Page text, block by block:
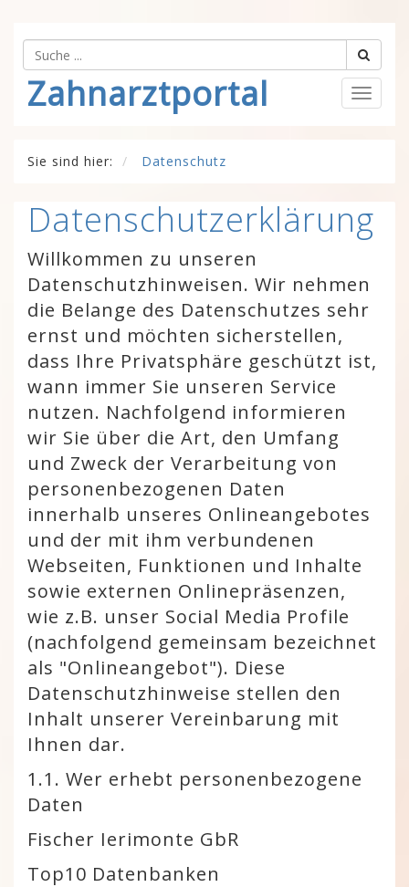
Zahnarztportal
Sie sind hier: Datenschutz
Datenschutzerklärung
Willkommen zu unseren
Datenschutzhinweisen. Wir nehmen
die Belange des Datenschutzes sehr
ernst und möchten sicherstellen,
dass Ihre Privatsphäre geschützt ist,
wann immer Sie unseren Service
nutzen. Nachfolgend informieren
wir Sie über die Art, den Umfang
und Zweck der Verarbeitung von
personenbezogenen Daten
innerhalb unseres Onlineangebotes
und der mit ihm verbundenen
Webseiten, Funktionen und Inhalte
sowie externen Onlinepräsenzen,
wie z.B. unser Social Media Profile
(nachfolgend gemeinsam bezeichnet
als "Onlineangebot"). Diese
Datenschutzhinweise stellen den
Inhalt unserer Vereinbarung mit
Ihnen dar.
1.1. Wer erhebt personenbezogene
Daten
Fischer Ierimonte GbR
Top10 Datenbanken